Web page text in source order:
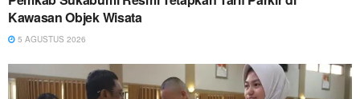
Kawasan Objek Wisata
5 AGUSTUS 2026